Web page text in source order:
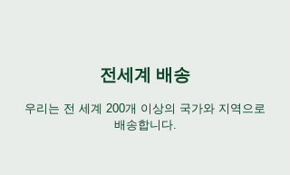
전세계 배송
우리는 전 세계 200개 이상의 국가와 지역으로
배송합니다.